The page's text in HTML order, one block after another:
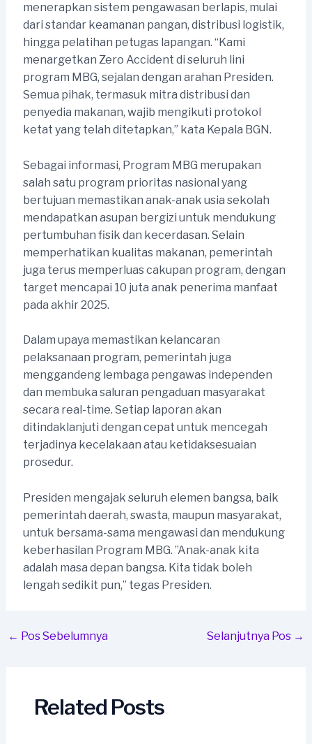
menerapkan sistem pengawasan berlapis, mulai
dari standar keamanan pangan, distribusi logistik,
hingga pelatihan petugas lapangan. “Kami
menargetkan Zero Accident di seluruh lini
program MBG, sejalan dengan arahan Presiden.
Semua pihak, termasuk mitra distribusi dan
penyedia makanan, wajib mengikuti protokol
ketat yang telah ditetapkan,” kata Kepala BGN.
Sebagai informasi, Program MBG merupakan
salah satu program prioritas nasional yang
bertujuan memastikan anak-anak usia sekolah
mendapatkan asupan bergizi untuk mendukung
pertumbuhan fisik dan kecerdasan. Selain
memperhatikan kualitas makanan, pemerintah
juga terus memperluas cakupan program, dengan
target mencapai 10 juta anak penerima manfaat
pada akhir 2025.
Dalam upaya memastikan kelancaran
pelaksanaan program, pemerintah juga
menggandeng lembaga pengawas independen
dan membuka saluran pengaduan masyarakat
secara real-time. Setiap laporan akan
ditindaklanjuti dengan cepat untuk mencegah
terjadinya kecelakaan atau ketidaksesuaian
prosedur.
Presiden mengajak seluruh elemen bangsa, baik
pemerintah daerah, swasta, maupun masyarakat,
untuk bersama-sama mengawasi dan mendukung
keberhasilan Program MBG. ”Anak-anak kita
adalah masa depan bangsa. Kita tidak boleh
lengah sedikit pun,” tegas Presiden.
Post
← Pos Sebelumnya Selanjutnya Pos →
Related Posts